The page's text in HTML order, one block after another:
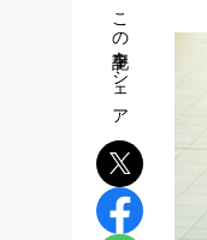
この記事をシェア